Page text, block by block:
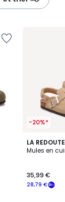
-20%*
LA
Mules en
28,79 €
35,99 €
4,8
/ 5
2
Couleurs